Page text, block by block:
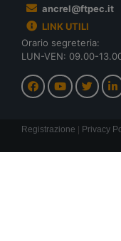
ancrel@ftpec.it
LINK UTILI
Orario segreteria:
LUN-VEN: 09.00-
Registrazione | Privacy